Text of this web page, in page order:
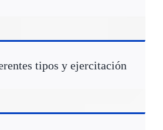
tipos y ejercitación